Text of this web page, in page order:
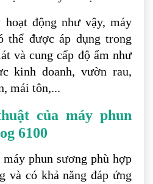
động như vậy, máy
thể được áp dụng trong
và cung cấp độ ẩm như
kinh doanh, vườn rau,
mái tôn,...
của máy phun
6100
phun sương phù hợp
và có khả năng đáp ứng